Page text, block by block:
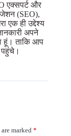
एक्सपर्ट और
(SEO),
एक ही उद्देश्य
अपने
हूं। ताकि आप
marked*